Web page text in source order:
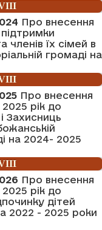
VIII
Про внесення
членів їх сімей в
громаді на
VIII
Про внесення
рік до
Захисниць
на 2024- 2025
VIII
Про внесення
рік до
дітей
2022 - 2025 роки